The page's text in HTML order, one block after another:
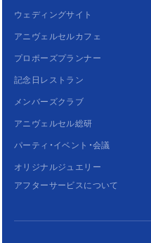
ウェディングサイト
アニヴェルセルカフェ
プロポーズプランナー
記念日レストラン
メンバーズクラブ
アニヴェルセル総研
パーティ・イベント・会議
オリジナルジュエリー
アフターサービスについて